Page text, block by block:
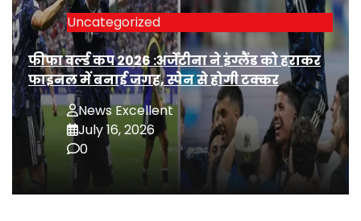
Uncategorized
फीफा वर्ल्ड कप 2026 :अर्जेंटीना ने इंग्लैंड को हराकर
फाइनल में बनाई जगह, स्पेन से होगी टक्कर
News Excellent
July 16, 2026
0